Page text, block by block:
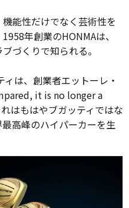
能性だけでなく芸術性を
年創業のHONMAは、
づくりで知られる。
は、創業者エットーレ・
it is no longer a
はもはやブガッティではな
高峰のハイパーカーを生